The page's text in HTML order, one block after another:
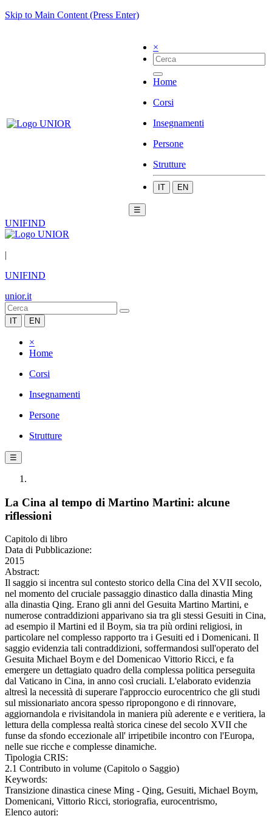
Skip to Main Content (Press Enter)
×
Home
Corsi
Insegnamenti
Persone
Strutture
IT EN
☰
UNIFIND
|
UNIFIND
unior.it
IT EN
×
Home
Corsi
Insegnamenti
Persone
Strutture
☰
La Cina al tempo di Martino Martini: alcune
riflessioni
Capitolo di libro
Data di Pubblicazione:
2015
Abstract:
Il saggio si incentra sul contesto storico della Cina del XVII secolo,
nel momento del cruciale passaggio dinastico dalla dinastia Ming
alla dinastia Qing. Erano gli anni del Gesuita Martino Martini, e
numerose contraddizioni apparivano sia tra gli stessi Gesuiti in Cina,
ad esempio il Martini ed il Boym, sia tra più ordini religiosi, in
particolare nel complesso rapporto tra i Gesuiti ed i Domenicani. Il
saggio evidenzia tali contraddizioni, soffermandosi sull'operato del
Gesuita Michael Boym e del Domenicao Vittorio Ricci, e fa
emergere un dettagiato quadro della complessa politica perseguita
dal Vaticano in Cina, in anno così cruciali. L'elaborato evidenzia
altresì la necessità di superare l'approccio eurocentrico che gli studi
sul missionariato ancora spesso ripropongono e di rinnovare,
aggiornandola e rivisitandola in maniera più aderente e e veritiera, la
lettura della complessa realtà storica cinese del secolo XVII che
funse da sfondo eccezionale all' irripetibile incontro con l'Europa,
nelle sue ricche e complesse dinamiche.
Tipologia CRIS:
2.1 Contributo in volume (Capitolo o Saggio)
Keywords:
Transizione dinastica cinese Ming - Qing, Gesuiti, Michael Boym,
Domenicani, Vittorio Ricci, storiografia, eurocentrismo,
Elenco autori: